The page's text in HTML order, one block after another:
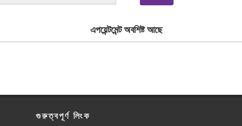
এপয়েন্টমেন্ট অবশিষ্ট আছে
গুরুত্বপূর্ণ লিংক